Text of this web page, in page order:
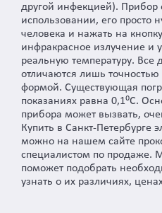
другой инфекцией). Прибор
использовании, его просто
человека и нажать на
инфракрасное излучение и
реальную температуру.
отличаются лишь
формой. Существующая
показаниях равна 0,1⁰С.
прибора может вызвать,
Купить в Санкт-Петербурге
можно на нашем сайте
специалистом по продаже.
поможет подобрать
узнать о их различиях,